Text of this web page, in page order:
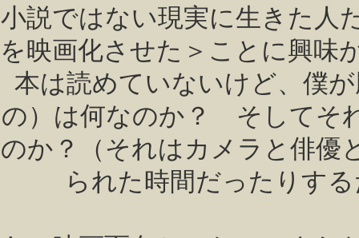
小説ではない現実に生きた人
を映画化させた＞ことに興味
本は読めていないけど、僕
の）は何なのか？ そしてそ
のか？（それはカメラと俳優
られた時間だったりす